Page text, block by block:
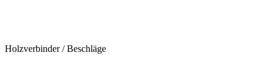
Holzverbinder / Beschläge